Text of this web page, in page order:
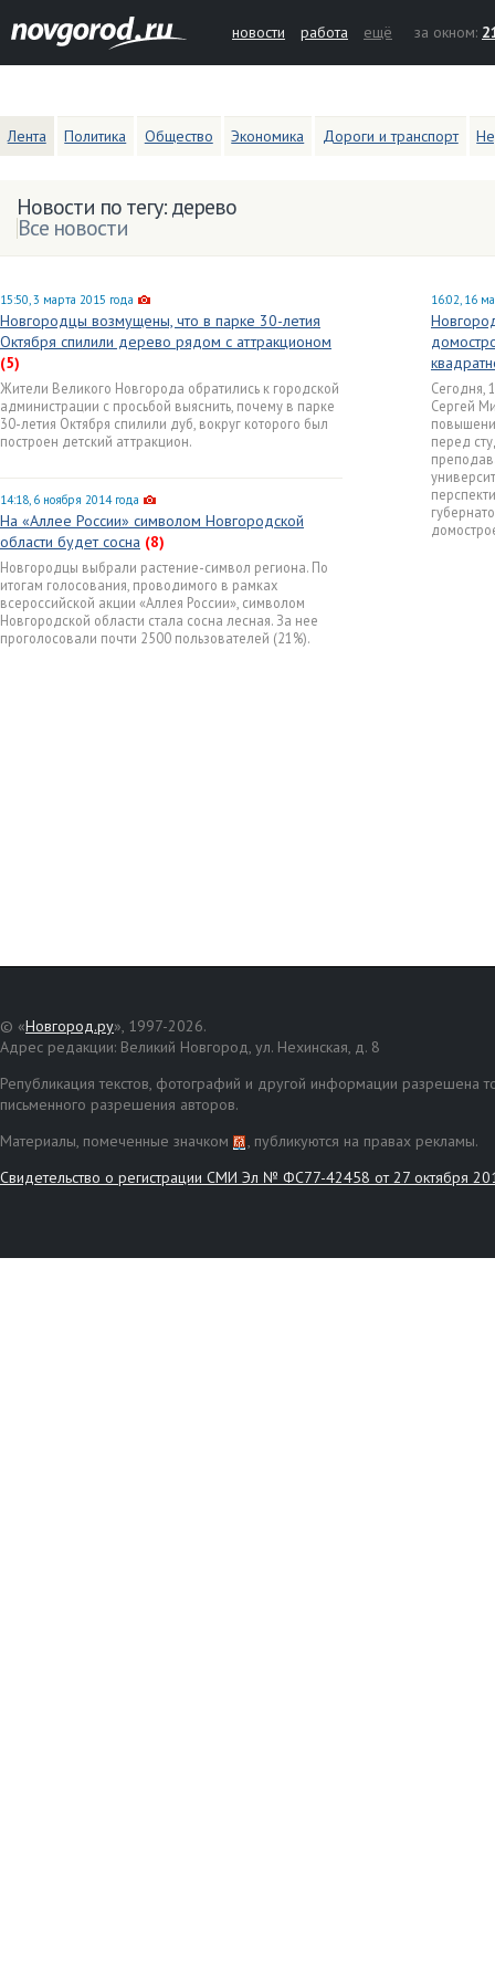
новости работа ещё за окном:
Лента Политика Общество Экономика Дороги и транспорт
Новости по тегу: дерево
Все новости
15:50, 3 марта 2015 года
Новгородцы возмущены, что в парке 30-летия
Октября спилили дерево рядом с аттракционом
(5)
Жители Великого Новгорода обратились к городской
администрации с просьбой выяснить, почему в парке
30-летия Октября спилили дуб, вокруг которого был
построен детский аттракцион.
14:18, 6 ноября 2014 года
На «Аллее России» символом Новгородской
области будет сосна (8)
Новгородцы выбрали растение-символ региона. По
итогам голосования, проводимого в рамках
всероссийской акции «Аллея России», символом
Новгородской области стала сосна лесная. За нее
проголосовали почти 2500 пользователей (21%).
16:02, 16
Сегодня,
Сергей
перед
© «Новгород.ру», 1997-2026.
Адрес редакции: Великий Новгород, ул. Нехинская, д. 8
Републикация текстов, фотографий и другой информации разрешена
письменного разрешения авторов.
Материалы, помеченные значком
, публикуются на правах рекламы.
Свидетельство о регистрации СМИ Эл № ФС77-42458 от 27 октября